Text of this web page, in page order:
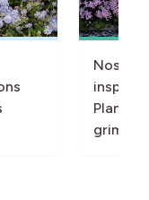
Nos
Plantes